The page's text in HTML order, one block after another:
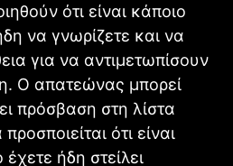
ότι είναι κάποιο
να γνωρίζετε και να
για να αντιμετωπίσουν
Ο απατεώνας μπορεί
πρόσβαση στη λίστα
ότι είναι
ήδη στείλει